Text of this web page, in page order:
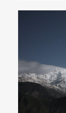
Lorem